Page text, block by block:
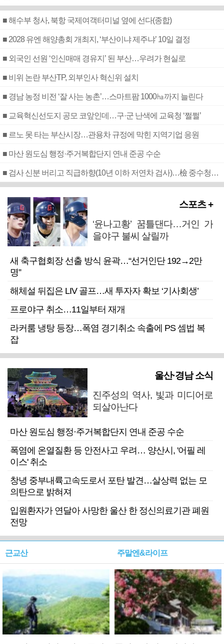
■ 해수부 청사, 북항 국제여객터미널 옆에 선다(종합)
■ 2028 유엔 해양총회 개최지, ‘부산이냐 제주냐’ 10일 결정
■ 외국인 선원 ‘인신매매 경유지’ 된 부산…우려가 현실로
■ 비위 논란 부산TP, 외부인사 혁신위 설치
■ 경남 농정 비전 ‘잘 사는 농촌’…스마트팜 1000㏊까지 늘린다
■ 교육혁신선도지 공모 코앞인데…구·군 난색에 교육청 ‘쩔쩔’
■ 르노 못 타는 부산시장…관용차 규정에 막힌 지역기업 응원
■ 마산 원도심 행정·주거복합단지 연내 준공 수순
■ 검사 신분 버리고 직급하향(10년 이하 저연차 검사)…檢 중수청행 기피
스포츠 +
‘윤나고황’ 꿈틀댄다…거인 가
을야구 불씨 살릴까
새 축구협회장 선출 방식 윤곽…“선거인단 192→2만
명”
해체설 뒤집은 LIV 골프…새 투자자 확보 ‘기사회생’
프로야구 취소…11일부터 재개
라커룸 냉탕 등장…폭염 경기취소 속출에 PS 셈법 복
잡
울산·경남 소식
진주성의 역사, 빛과 미디어로
되살아난다
마산 원도심 행정·주거복합단지 연내 준공 수순
폭염에 온열질환 등 안전사고 우려… 양산시, '어필 레
이스' 취소
창녕 중부내륙고속도로서 포탄 발견…살상력 없는 모
의탄으로 밝혀져
입원환자가 연달아 사망한 울산 한 정신의료기관 폐원
전망
근교산 주말엔&라이프